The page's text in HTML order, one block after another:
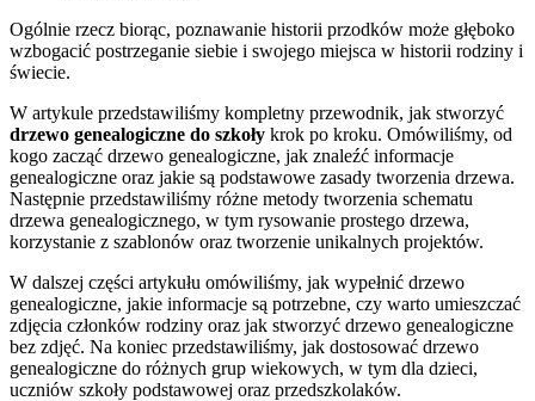
Ogólnie rzecz biorąc, poznawanie historii przodków może głęboko
wzbogacić postrzeganie siebie i swojego miejsca w historii rodziny i
świecie.
W artykule przedstawiliśmy kompletny przewodnik, jak stworzyć
drzewo genealogiczne do szkoły krok po kroku. Omówiliśmy, od
kogo zacząć drzewo genealogiczne, jak znaleźć informacje
genealogiczne oraz jakie są podstawowe zasady tworzenia drzewa.
Następnie przedstawiliśmy różne metody tworzenia schematu
drzewa genealogicznego, w tym rysowanie prostego drzewa,
korzystanie z szablonów oraz tworzenie unikalnych projektów.
W dalszej części artykułu omówiliśmy, jak wypełnić drzewo
genealogiczne, jakie informacje są potrzebne, czy warto umieszczać
zdjęcia członków rodziny oraz jak stworzyć drzewo genealogiczne
bez zdjęć. Na koniec przedstawiliśmy, jak dostosować drzewo
genealogiczne do różnych grup wiekowych, w tym dla dzieci,
uczniów szkoły podstawowej oraz przedszkolaków.